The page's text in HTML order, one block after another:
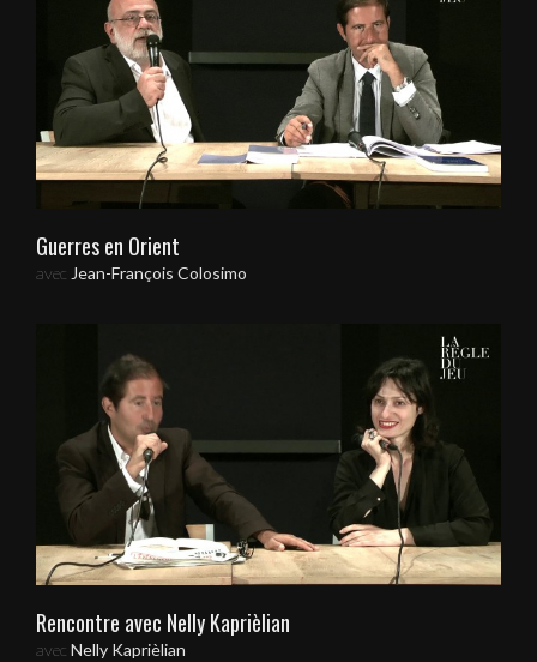
Guerres en Orient
avec Jean-François Colosimo
Rencontre avec Nelly Kaprièlian
avec Nelly Kaprièlian